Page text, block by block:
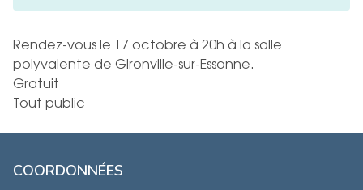
Rendez-vous le 17 octobre à 20h à la salle
polyvalente de Gironville-sur-Essonne.
Gratuit
Tout public
COORDONNÉES